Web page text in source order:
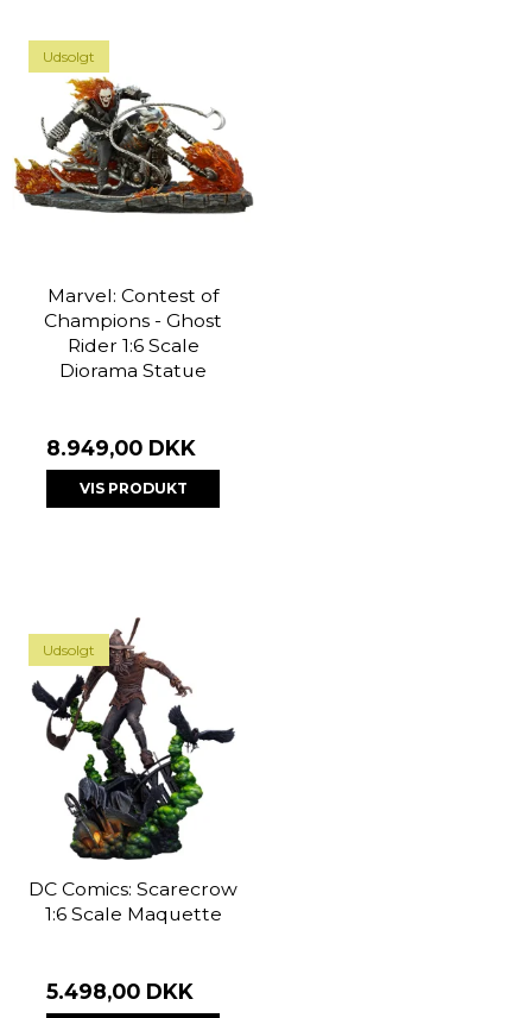
Udsolgt
Marvel: Contest of
Champions - Ghost
Rider 1:6 Scale
Diorama Statue
8.949,00 DKK
VIS PRODUKT
Udsolgt
DC Comics: Scarecrow
1:6 Scale Maquette
5.498,00 DKK